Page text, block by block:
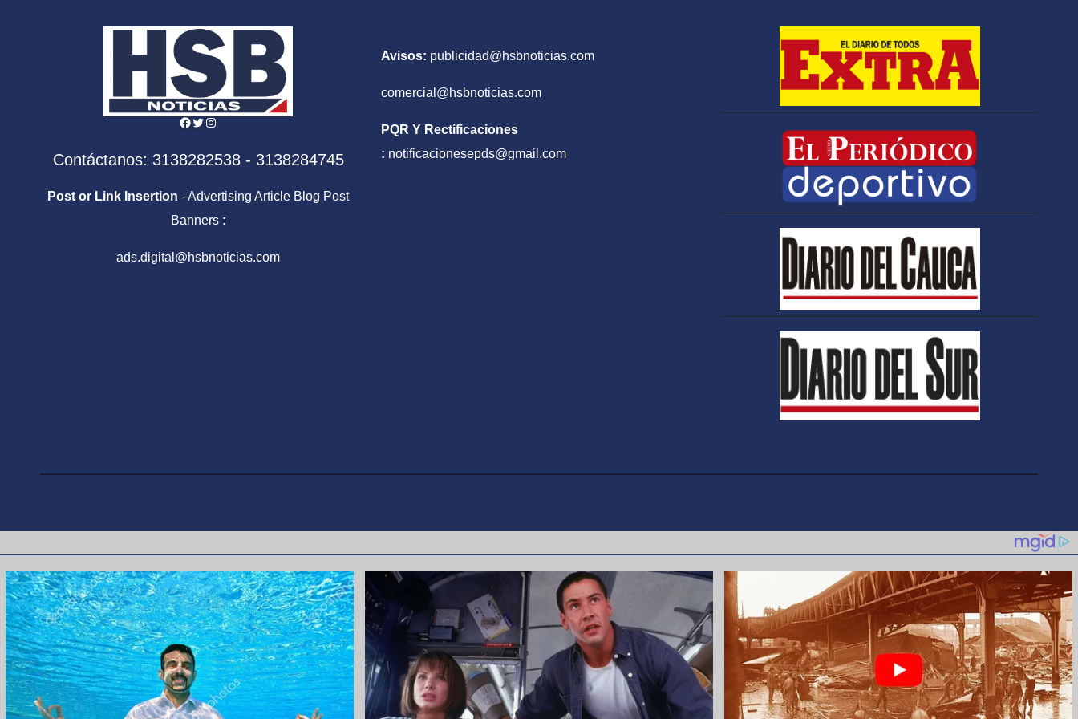
Facebook
Twitter
Instagram
Contáctanos: 3138282538 - 3138284745
Post or Link Insertion - Advertising Article Blog Post
Banners :
ads.digital@hsbnoticias.com
Avisos: publicidad@hsbnoticias.com
comercial@hsbnoticias.com
PQR Y Rectificaciones
: notificacionesepds@gmail.com